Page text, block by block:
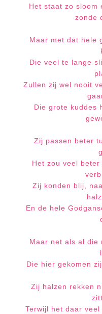
Het staat zo sloom
zonde
Maar met dat hele
Die veel te lange
Zullen zij wel nooit
Die grote kuddes
Zij passen beter
Het zou veel
Zij konden blij,
En de hele
Maar net als al die
Die hier gekomen
Zij halzen rekken
Terwijl het daar